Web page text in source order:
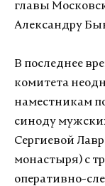
главы
Александру
В последнее
комитета
наместникам
синоду
Сергиевой
монастыря) с
оперативно-